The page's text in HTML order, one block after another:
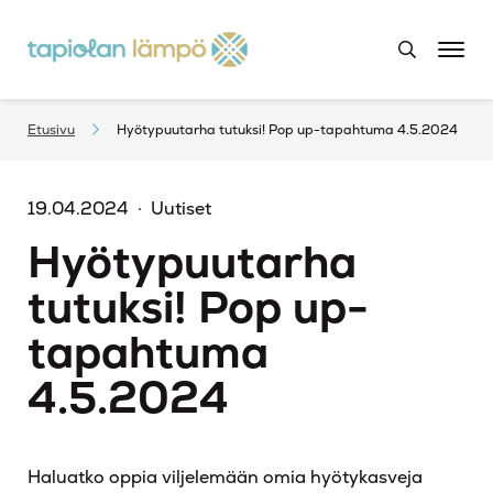
Etusivu Hyötypuutarha tutuksi! Pop up-tapahtuma 4.5.2024
19.04.2024 Uutiset
Hyötypuutarha
tutuksi! Pop up-
tapahtuma
4.5.2024
Haluatko oppia viljelemään omia hyötykasveja